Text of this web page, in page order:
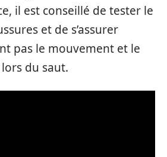
il est conseillé de tester le
et de s’assurer
pas le mouvement et le
du saut.